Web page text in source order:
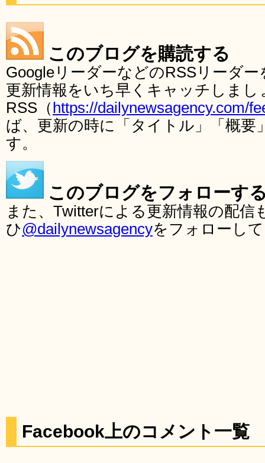
このブログを購読する
GoogleリーダーなどのRSSリーダ
更新情報をいち早くキャッチしま
RSS（ https://dailynewsagency.com/
ば、更新の時に「タイトル」「概要
す。
このブログをフォローす
また、Twitterによる更新情報の配
ひ@dailynewsagencyをフォローし
Facebook上のコメント一覧